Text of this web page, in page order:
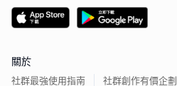
關於
社群最強使用指南 社群創作有價企劃